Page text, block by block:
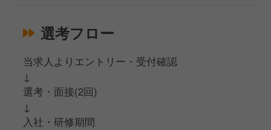
選考フロー
当求人よりエントリー・受付確認
↓
選考・面接(2回)
↓
入社・研修期間